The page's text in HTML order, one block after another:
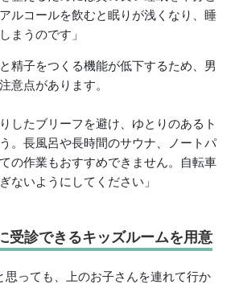
ルコールを飲むと眠りが浅くなり、睡
まうのです」
精子をつくる機能が低下するため、男
意点があります。
したブリーフを避け、ゆとりのあるト
。長風呂や長時間のサウナ、ノートパ
の作業もおすすめできません。自転車
ないようにしてください」
受診できるキッズルームを用意
思っても、上のお子さんを連れて行か